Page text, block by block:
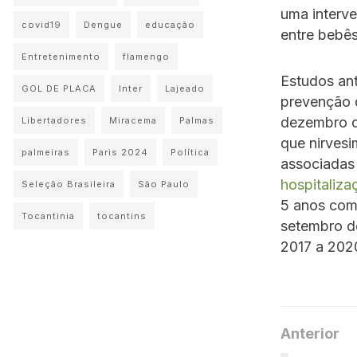
uma
entre
Estudos
prevenção
dezembro
que
5 anos
setembro
2017 a
Anterior
covid19 Dengue educação
Entretenimento flamengo
GOL DE PLACA Inter Lajeado
Libertadores Miracema Palmas
palmeiras Paris 2024 Política
Seleção Brasileira São Paulo
Tocantinia tocantins